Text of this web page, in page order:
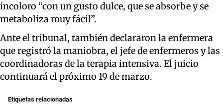
incoloro “con un gusto dulce, que se absorbe y se
metaboliza muy fácil”.
Ante el tribunal, también declararon la enfermera
que registró la maniobra, el jefe de enfermeros y las
coordinadoras de la terapia intensiva. El juicio
continuará el próximo 19 de marzo.
Etiquetas relacionadas